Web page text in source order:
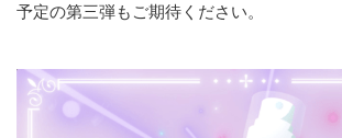
予定の第三弾もご期待ください。